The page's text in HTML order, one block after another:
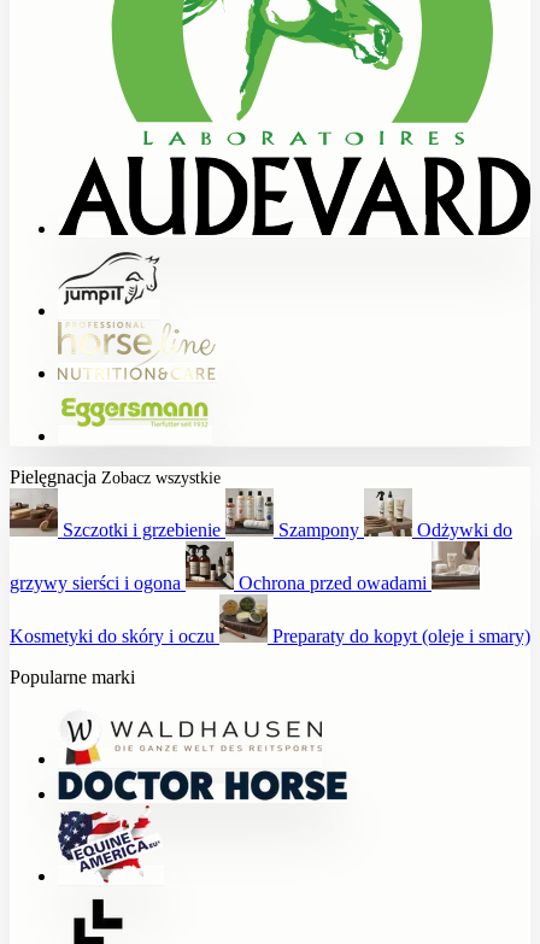
Pielęgnacja Zobacz wszystkie
Szczotki i grzebienie Szampony Odżywki do
grzywy sierści i ogona Ochrona przed owadami
Kosmetyki do skóry i oczu
Preparaty do kopyt (oleje i smary)
Popularne marki